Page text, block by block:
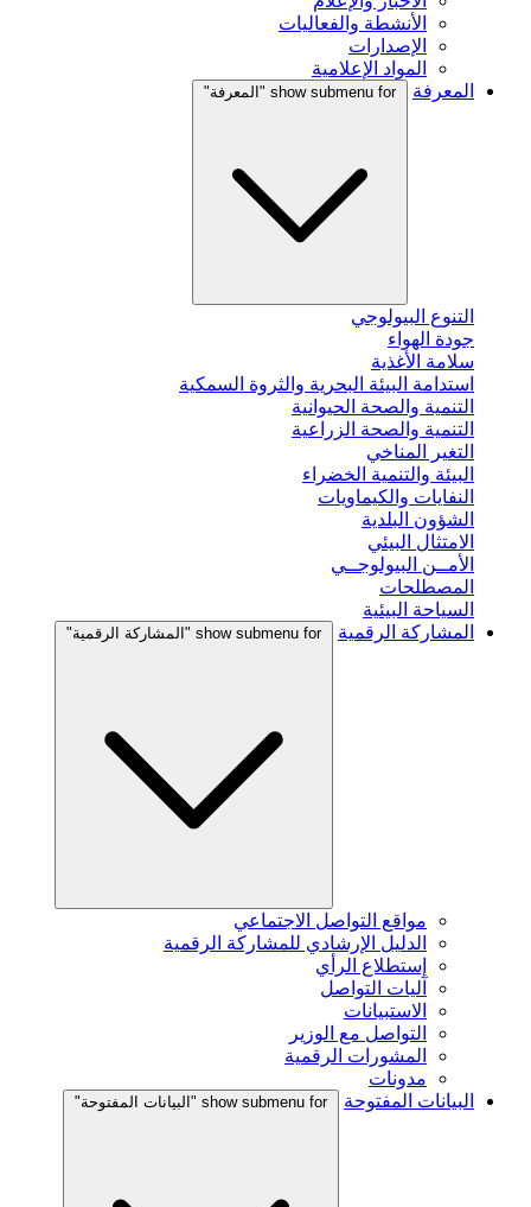
الأنشطة والفعاليات
الإصدارات
المواد الإعلامية
المعرفة
show submenu for "المعرفة"
التنوع البيولوجي
جودة الهواء
سلامة الأغذية
استدامة البيئة البحرية والثروة السمكية
التنمية والصحة الحيوانية
التنمية والصحة الزراعية
التغير المناخي
البيئة والتنمية الخضراء
النفايات والكيماويات
الشؤون البلدية
الامتثال البيئي
الأمــن البيولوجــي
المصطلحات
السياحة البيئية
المشاركة الرقمية
show submenu for "المشاركة الرقمية"
مواقع التواصل الاجتماعي
الدليل الإرشادي للمشاركة الرقمية
إستطلاع الرأي
آليات التواصل
الاستبيانات
التواصل مع الوزير
المشورات الرقمية
مدونات
البيانات المفتوحة
show submenu for "البيانات المفتوحة"